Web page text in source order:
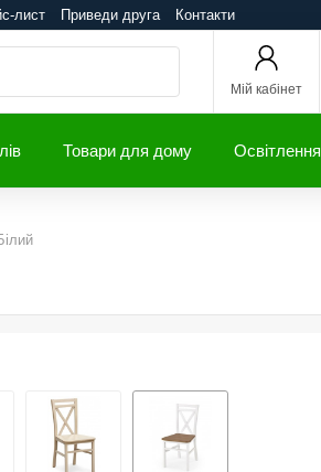
лист Приведи друга Контакти
Мій кабінет
Товари для дому Освітлення